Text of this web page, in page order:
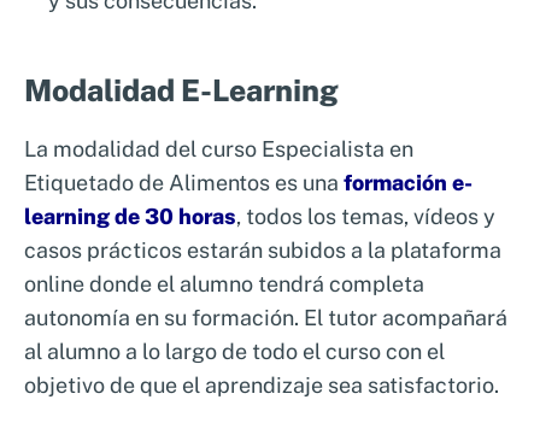
Modalidad E-Learning
La modalidad del curso Especialista en
Etiquetado de Alimentos es una formación e-
learning de 30 horas, todos los temas, vídeos y
casos prácticos estarán subidos a la plataforma
online donde el alumno tendrá completa
autonomía en su formación. El tutor acompañará
al alumno a lo largo de todo el curso con el
objetivo de que el aprendizaje sea satisfactorio.